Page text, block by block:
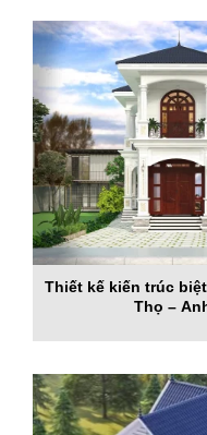
Thiết kế kiến trúc
Thọ –